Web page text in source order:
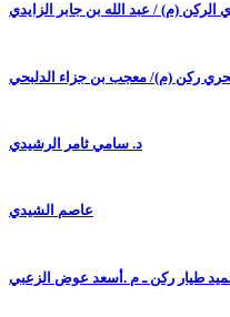
الركن (م) / عبد الله بن جابر الزايدي
ركن (م)/ معجب بن جزاء الدلبحي
د. سامي ثامر الرشيدي
عاصم الشيدي
طيار ركن ـ م .أسعد عوض الزعبي